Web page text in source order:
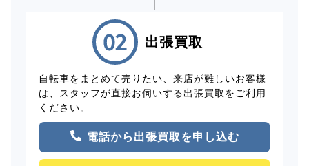
出張買取
自転車をまとめて売りたい、来店が難しいお客様
は、スタッフが直接お伺いする出張買取をご利用
ください。
電話から出張買取を申し込む